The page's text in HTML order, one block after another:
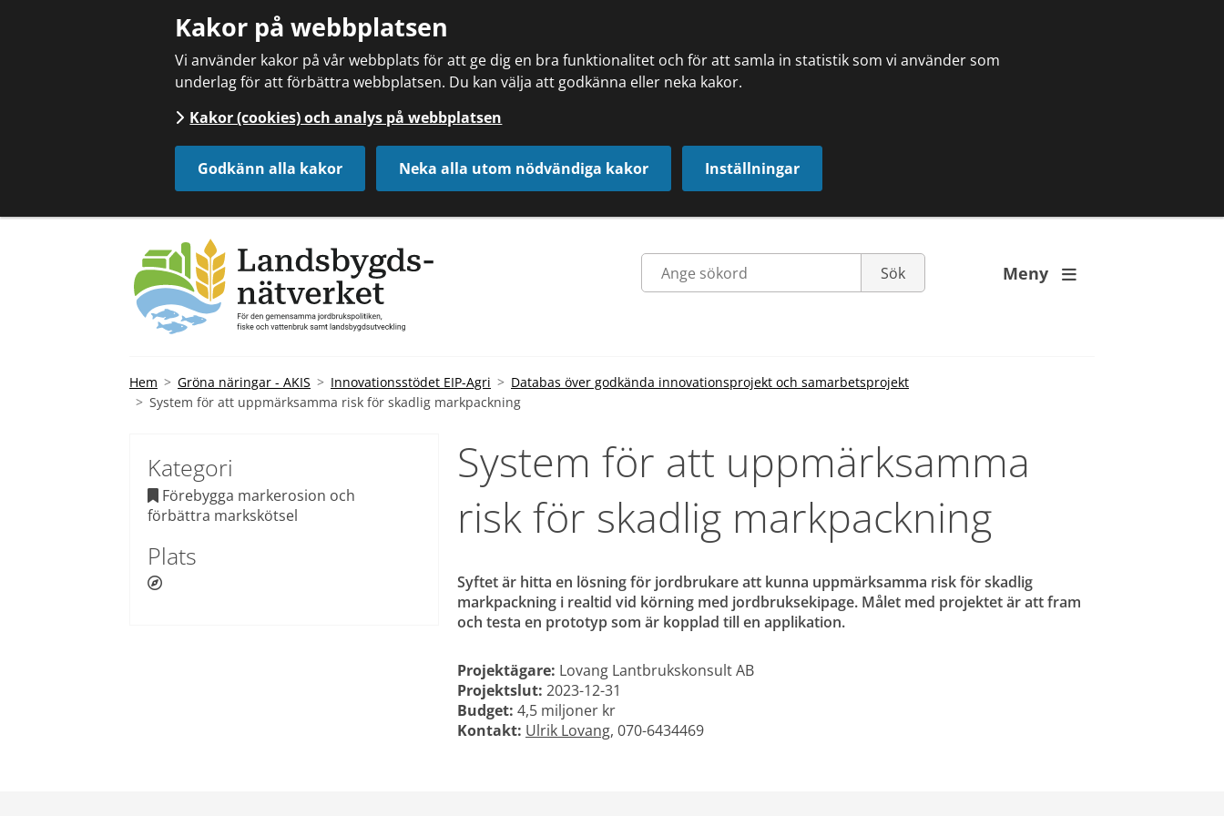
Kakor på webbplatsen
Vi använder kakor på vår webbplats för att ge dig en bra funktionalitet och för att samla in statistik som vi använder som
underlag för att förbättra webbplatsen. Du kan välja att godkänna eller neka kakor.
Kakor (cookies) och analys på webbplatsen
Godkänn alla kakor Neka alla utom nödvändiga kakor Inställningar
Meny 
Hem Gröna näringar - AKIS Innovationsstödet EIP-Agri
Databas över godkända innovationsprojekt och samarbetsprojekt
System för att uppmärksamma risk för skadlig markpackning
System för att uppmärksamma
risk för skadlig markpackning
Syftet är hitta en lösning för jordbrukare att kunna uppmärksamma risk för skadlig
markpackning i realtid vid körning med jordbruksekipage. Målet med projektet är att fram
och testa en prototyp som är kopplad till en applikation.
Projektägare: Lovang Lantbrukskonsult AB
Projektslut: 2023-12-31
Budget: 4,5 miljoner kr
Kontakt: Ulrik Lovang, 070-6434469
Kategori
Förebygga markerosion och
förbättra markskötsel
Plats
